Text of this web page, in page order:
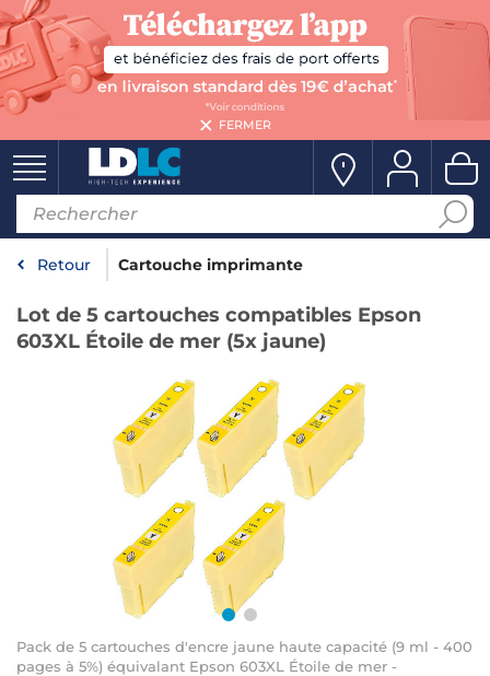
FERMER
Retour Cartouche imprimante
Lot de 5 cartouches compatibles Epson
603XL Étoile de mer (5x jaune)
Pack de 5 cartouches d'encre jaune haute capacité (9 ml - 400
pages à 5%) équivalant Epson 603XL Étoile de mer -